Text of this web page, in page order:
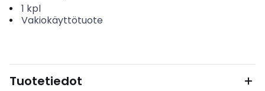
1 kpl
Vakiokäyttötuote
Tuotetiedot